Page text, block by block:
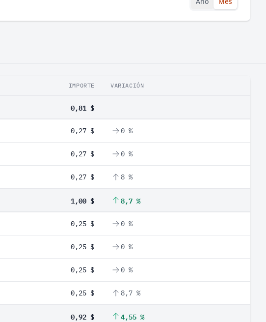
IMPORTE VARIACIÓN
0,81 $
0,27 $ 0 %
0,27 $ 0 %
0,27 $ 8 %
1,00 $ 8,7 %
0,25 $ 0 %
0,25 $ 0 %
0,25 $ 0 %
0,25 $ 8,7 %
0,92 $ 4,55 %